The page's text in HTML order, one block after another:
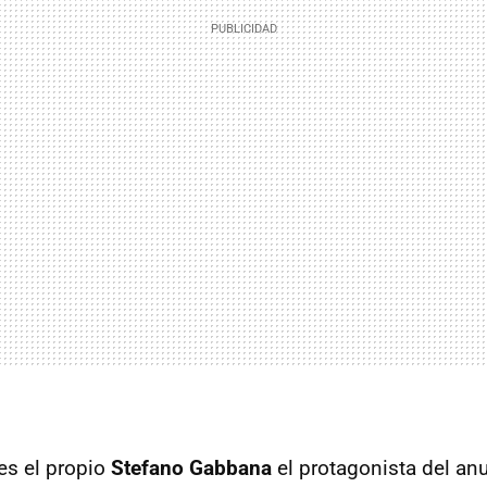
el propio Stefano Gabbana el protagonista del